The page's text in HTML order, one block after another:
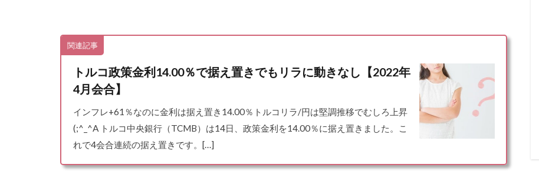
関連記事
トルコ政策金利14.00％で据え置きでもリラに動きなし【2022年
4月会合】
インフレ+61％なのに金利は据え置き14.00％トルコリラ/円は堅調推移でむしろ上昇
(;^_^A トルコ中央銀行（TCMB）は14日、政策金利を14.00％に据え置きました。こ
れで4会合連続の据え置きです。[…]